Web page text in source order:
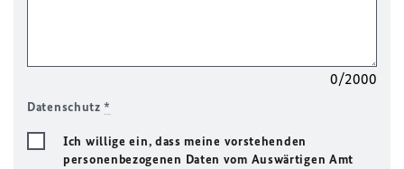
0/2000
Datenschutz*
Ich willige ein, dass meine vorstehenden
personenbezogenen Daten vom Auswärtigen Amt